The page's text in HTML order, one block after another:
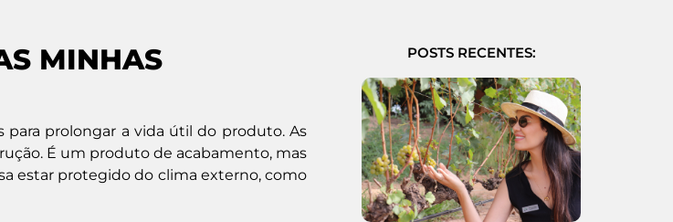
MINHAS
para prolongar a vida útil do produto. As
É um produto de acabamento, mas
estar protegido do clima externo, como
POSTS RECENTES: